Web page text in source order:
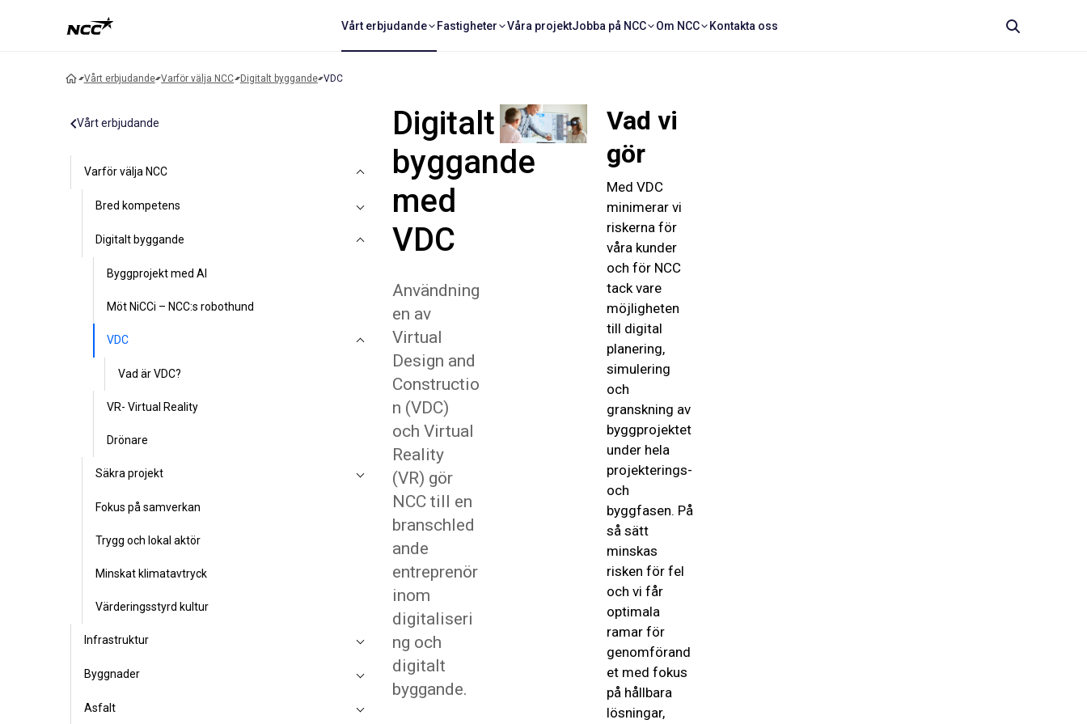
Vårt erbjudande Fastigheter Våra projektJobba på NCC Om NCC Kontakta oss
Vårt erbjudande Varför välja NCC Digitalt byggande VDC
Vårt erbjudande
Varför välja NCC
Bred kompetens
Digitalt byggande
Byggprojekt med AI
Möt NiCCi – NCC:s robothund
VDC
Vad är VDC?
VR- Virtual Reality
Drönare
Säkra projekt
Fokus på samverkan
Trygg och lokal aktör
Minskat klimatavtryck
Värderingsstyrd kultur
Infrastruktur
Byggnader
Asfalt
Digitalt
byggande
med
VDC
Användning
en av
Virtual
Design and
Constructio
n (VDC)
och Virtual
Reality
(VR) gör
NCC till en
branschled
ande
entreprenör
inom
digitaliseri
ng och
digitalt
byggande.
Vad vi
gör
Med VDC
minimerar vi
riskerna för
våra kunder
och för NCC
tack vare
möjligheten
till digital
planering,
simulering
och
granskning av
byggprojektet
under hela
projekterings-
och
byggfasen. På
så sätt
minskas
risken för fel
och vi får
optimala
ramar för
genomförand
et med fokus
på hållbara
lösningar,